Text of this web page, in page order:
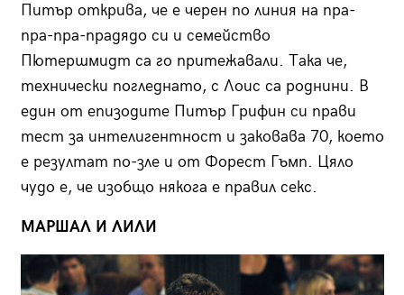
Питър открива, че е черен по линия на пра-
пра-пра-прадядо си и семейство
Пютершмидт са го притежавали. Така че,
технически погледнато, с Лоис са роднини. В
един от епизодите Питър Грифин си прави
тест за интелигентност и заковава 70, което
е резултат по-зле и от Форест Гъмп. Цяло
чудо е, че изобщо някога е правил секс.
МАРШАЛ И ЛИЛИ